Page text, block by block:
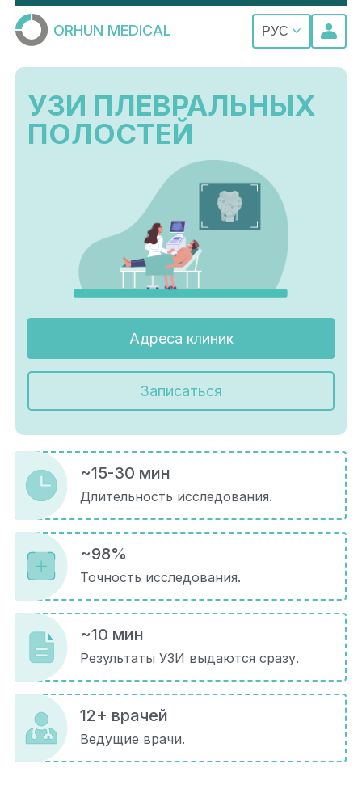
ORHUN MEDICAL РУС
УЗИ ПЛЕВРАЛЬНЫХ
ПОЛОСТЕЙ
Адреса клиник
Записаться
~15-30 мин
Длительность исследования.
~98%
Точность исследования.
~10 мин
Результаты УЗИ выдаются сразу.
12+ врачей
Ведущие врачи.